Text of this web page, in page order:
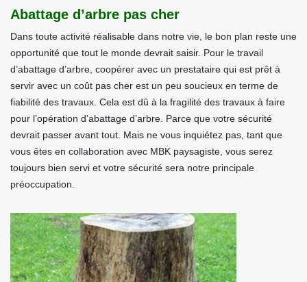
Abattage d’arbre pas cher
Dans toute activité réalisable dans notre vie, le bon plan reste une
opportunité que tout le monde devrait saisir. Pour le travail
d’abattage d’arbre, coopérer avec un prestataire qui est prêt à
servir avec un coût pas cher est un peu soucieux en terme de
fiabilité des travaux. Cela est dû à la fragilité des travaux à faire
pour l’opération d’abattage d’arbre. Parce que votre sécurité
devrait passer avant tout. Mais ne vous inquiétez pas, tant que
vous êtes en collaboration avec MBK paysagiste, vous serez
toujours bien servi et votre sécurité sera notre principale
préoccupation.